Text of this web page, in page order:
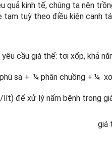
quả kinh tế, chúng ta nên
tạm tuỳ theo điều kiện canh
yêu cầu giá thể: tơi xốp, khả
sa + ¼ phân chuồng + ¼
lít) để xử lý nấm bệnh trong